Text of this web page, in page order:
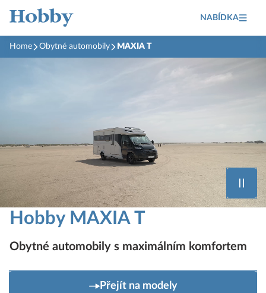
NABÍDKA
Home Obytné automobily MAXIA T
Hobby MAXIA T
Obytné automobily s maximálním komfortem
Přejít na modely